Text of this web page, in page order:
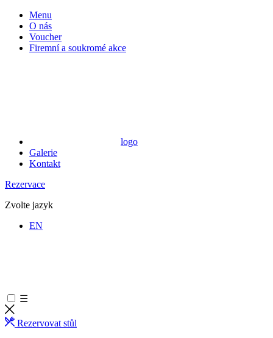
Menu
O nás
Voucher
Firemní a soukromé akce
logo
Galerie
Kontakt
Rezervace
Zvolte jazyk
EN
☰
Rezervovat stůl